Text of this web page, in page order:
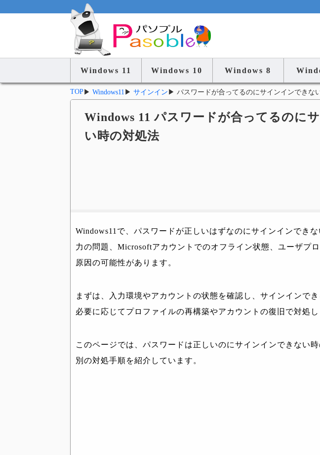
Windows 11 Windows 10 Windows 8
TOP ▶ Windows11 ▶ サインイン ▶ パスワードが合ってるのにサインインできな
Windows 11 パスワードが合ってるのに
い時の対処法
Windows11で、パスワードが正しいはずなのにサインインでき
力の問題、Microsoftアカウントでのオフライン状態、ユーザプ
原因の可能性があります。
まずは、入力環境やアカウントの状態を確認し、サインインでき
必要に応じてプロファイルの再構築やアカウントの復旧で対処し
このページでは、パスワードは正しいのにサインインできない
別の対処手順を紹介しています。